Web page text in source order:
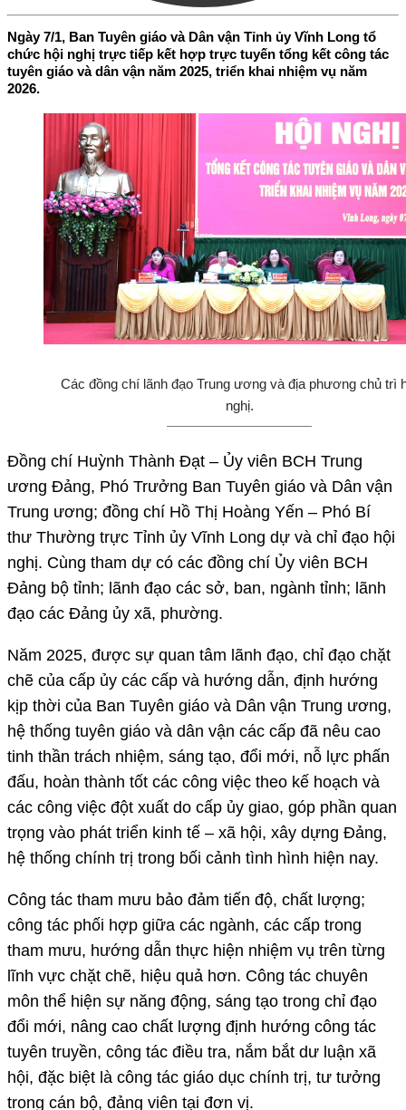
Ngày 7/1, Ban Tuyên giáo và Dân vận Tỉnh ủy Vĩnh Long tổ
chức hội nghị trực tiếp kết hợp trực tuyến tổng kết công tác
tuyên giáo và dân vận năm 2025, triển khai nhiệm vụ năm
2026.
Các đồng chí lãnh đạo Trung ương và địa phương chủ trì
nghị.
Đồng chí Huỳnh Thành Đạt – Ủy viên BCH Trung
ương Đảng, Phó Trưởng Ban Tuyên giáo và Dân vận
Trung ương; đồng chí Hồ Thị Hoàng Yến – Phó Bí
thư Thường trực Tỉnh ủy Vĩnh Long dự và chỉ đạo hội
nghị. Cùng tham dự có các đồng chí Ủy viên BCH
Đảng bộ tỉnh; lãnh đạo các sở, ban, ngành tỉnh; lãnh
đạo các Đảng ủy xã, phường.
Năm 2025, được sự quan tâm lãnh đạo, chỉ đạo chặt
chẽ của cấp ủy các cấp và hướng dẫn, định hướng
kịp thời của Ban Tuyên giáo và Dân vận Trung ương,
hệ thống tuyên giáo và dân vận các cấp đã nêu cao
tinh thần trách nhiệm, sáng tạo, đổi mới, nỗ lực phấn
đấu, hoàn thành tốt các công việc theo kế hoạch và
các công việc đột xuất do cấp ủy giao, góp phần quan
trọng vào phát triển kinh tế – xã hội, xây dựng Đảng,
hệ thống chính trị trong bối cảnh tình hình hiện nay.
Công tác tham mưu bảo đảm tiến độ, chất lượng;
công tác phối hợp giữa các ngành, các cấp trong
tham mưu, hướng dẫn thực hiện nhiệm vụ trên từng
lĩnh vực chặt chẽ, hiệu quả hơn. Công tác chuyên
môn thể hiện sự năng động, sáng tạo trong chỉ đạo
đổi mới, nâng cao chất lượng định hướng công tác
tuyên truyền, công tác điều tra, nắm bắt dư luận xã
hội, đặc biệt là công tác giáo dục chính trị, tư tưởng
trong cán bộ, đảng viên tại đơn vị.